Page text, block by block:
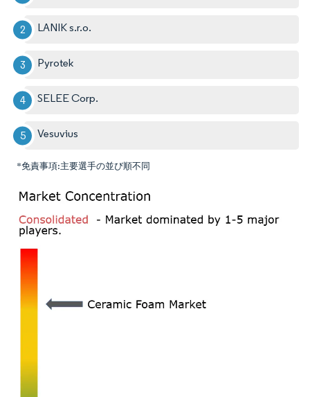
LANIK s.r.o.
Pyrotek
SELEE Corp.
Vesuvius
*免責事項:主要選手の並び順不同